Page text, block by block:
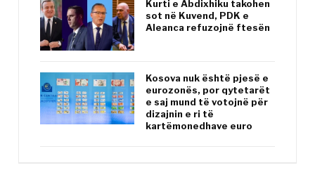
Kurti e Abdixhiku takohen
sot në Kuvend, PDK e
Aleanca refuzojnë ftesën
Kosova nuk është pjesë e
eurozonës, por qytetarët
e saj mund të votojnë për
dizajnin e ri të
kartëmonedhave euro